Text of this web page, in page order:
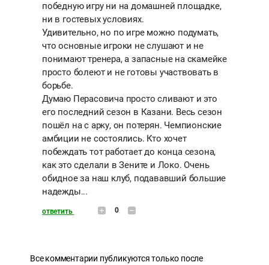
победную игру ни на домашней площадке,
ни в гостевых условиях.
Удивительно, но по игре можно подумать,
что основные игроки не слушают и не
понимают тренера, а запасные на скамейке
просто болеют и не готовы участвовать в
борьбе.
Думаю Перасовича просто сливают и это
его последний сезон в Казани. Весь сезон
пошёл на с арку, он потерян. Чемпионские
амбиции не состоялись. Кто хочет
побеждать тот работает до конца сезона,
как это сделали в Зените и Локо. Очень
обидное за наш клуб, подававший большие
надежды...
ответить 0
Все комментарии публикуются только после